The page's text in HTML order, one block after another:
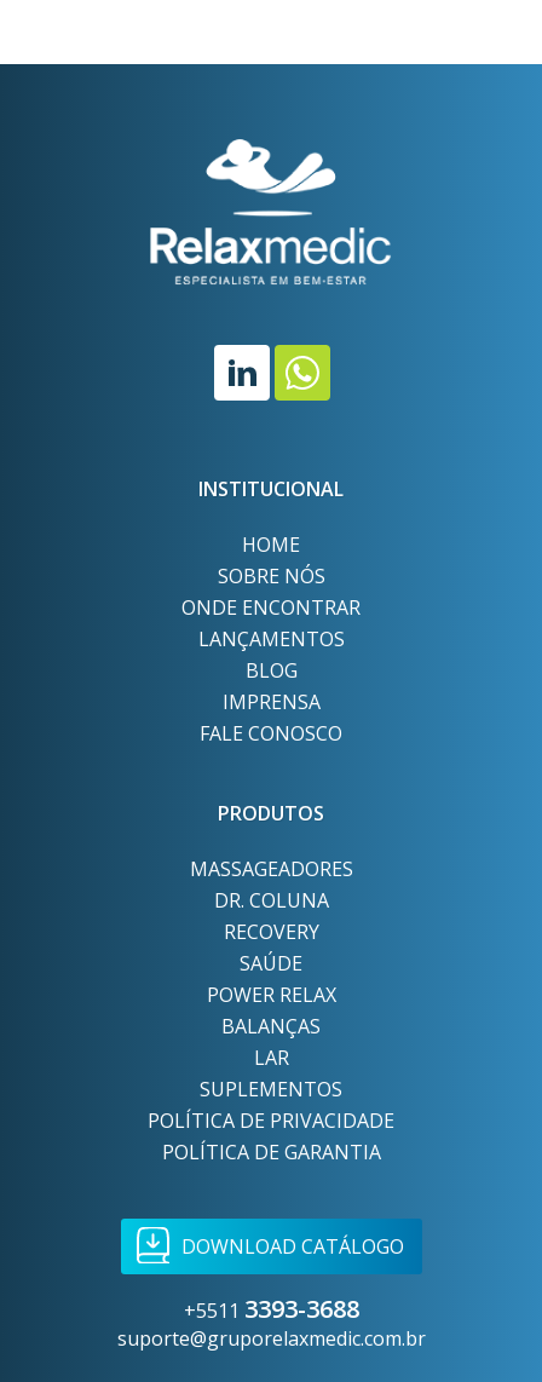
INSTITUCIONAL
HOME
SOBRE NÓS
ONDE ENCONTRAR
LANÇAMENTOS
BLOG
IMPRENSA
FALE CONOSCO
PRODUTOS
MASSAGEADORES
DR. COLUNA
RECOVERY
SAÚDE
POWER RELAX
BALANÇAS
LAR
SUPLEMENTOS
POLÍTICA DE PRIVACIDADE
POLÍTICA DE GARANTIA
DOWNLOAD CATÁLOGO
+5511 3393-3688
suporte@gruporelaxmedic.com.br